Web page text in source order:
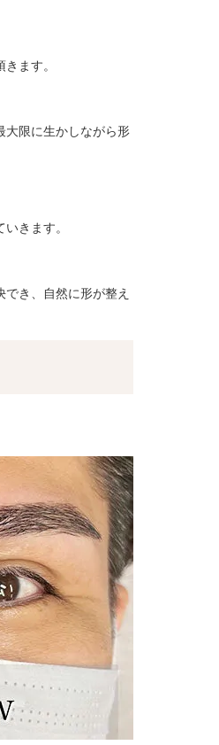
ます。
大限に生かしながら形
きます。
き、自然に形が整え